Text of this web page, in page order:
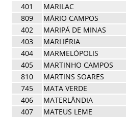
401
MARILAC
809
MÁRIO CAMPOS
402
MARIPÁ DE MINAS
403
MARLIÉRIA
404
MARMELÓPOLIS
405
MARTINHO CAMPOS
810
MARTINS SOARES
745
MATA VERDE
406
MATERLÂNDIA
407
MATEUS LEME